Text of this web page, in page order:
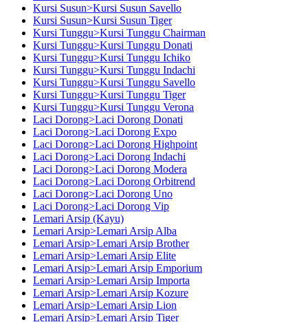
Kursi Susun>Kursi Susun Savello
Kursi Susun>Kursi Susun Tiger
Kursi Tunggu>Kursi Tunggu Chairman
Kursi Tunggu>Kursi Tunggu Donati
Kursi Tunggu>Kursi Tunggu Ichiko
Kursi Tunggu>Kursi Tunggu Indachi
Kursi Tunggu>Kursi Tunggu Savello
Kursi Tunggu>Kursi Tunggu Tiger
Kursi Tunggu>Kursi Tunggu Verona
Laci Dorong>Laci Dorong Donati
Laci Dorong>Laci Dorong Expo
Laci Dorong>Laci Dorong Highpoint
Laci Dorong>Laci Dorong Indachi
Laci Dorong>Laci Dorong Modera
Laci Dorong>Laci Dorong Orbitrend
Laci Dorong>Laci Dorong Uno
Laci Dorong>Laci Dorong Vip
Lemari Arsip (Kayu)
Lemari Arsip>Lemari Arsip Alba
Lemari Arsip>Lemari Arsip Brother
Lemari Arsip>Lemari Arsip Elite
Lemari Arsip>Lemari Arsip Emporium
Lemari Arsip>Lemari Arsip Importa
Lemari Arsip>Lemari Arsip Kozure
Lemari Arsip>Lemari Arsip Lion
Lemari Arsip>Lemari Arsip Tiger